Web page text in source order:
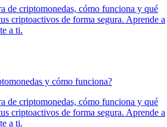
de criptomonedas, cómo funciona y qué
criptoactivos de forma segura. Aprende a
a ti.
y cómo funciona?
de criptomonedas, cómo funciona y qué
criptoactivos de forma segura. Aprende a
a ti.